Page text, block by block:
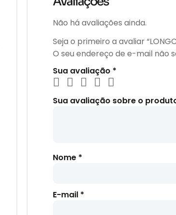
Não há avaliações ainda.
Seja o primeiro a avaliar
O seu endereço de e-mail não
Sua avaliação *
Sua avaliação sobre o
Nome *
E-mail *